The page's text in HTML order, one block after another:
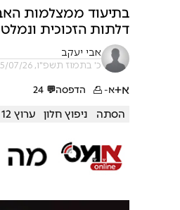
בתיעוד ממצלמות
דלתות הזכוכית ונמלט
אבי יעקב
כ' בתמוז תשפ"ו, 05/07/26 10:08
א+א- הדפסה💬
24
הסתה ניפוץ חלון ערוץ 12